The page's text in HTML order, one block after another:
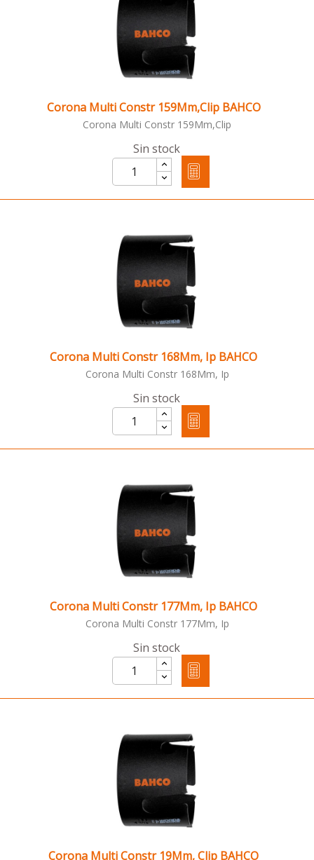
Corona Multi Constr 159Mm,Clip BAHCO
Corona Multi Constr 159Mm,Clip
Sin stock
Corona Multi Constr 168Mm, Ip BAHCO
Corona Multi Constr 168Mm, Ip
Sin stock
Corona Multi Constr 177Mm, Ip BAHCO
Corona Multi Constr 177Mm, Ip
Sin stock
Corona Multi Constr 19Mm, Clip BAHCO